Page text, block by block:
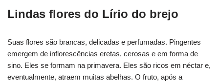
Lindas flores do Lírio do brejo
Suas flores são brancas, delicadas e perfumadas. Pingentes
emergem de inflorescências eretas, cerosas e em forma de
sino. Eles se formam na primavera. Eles são ricos em néctar e,
eventualmente, atraem muitas abelhas. O fruto, após a